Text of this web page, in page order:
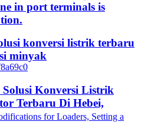
in port terminals is
konversi listrik terbaru
minyak
Konversi Listrik
Terbaru Di Hebei,